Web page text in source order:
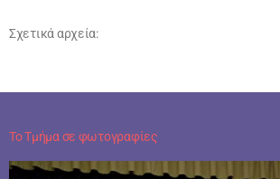
Σχετικά αρχεία:
Το Τμήμα σε φωτογραφίες